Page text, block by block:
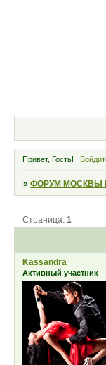
Привет, Гость!
»ФОРУМ МОСКВЫ
Страница:1
Kassandra
Активный участник